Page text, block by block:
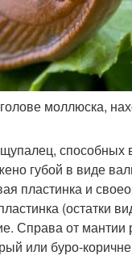
моллюска,
способных
губой в виде
пластинка и
Справа от мантии
или буро-